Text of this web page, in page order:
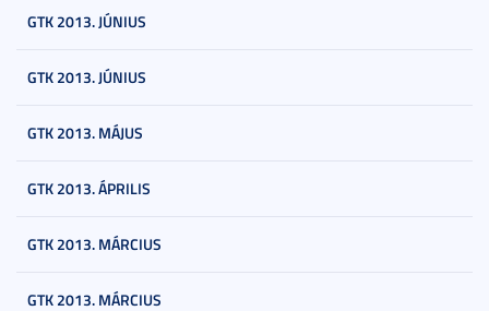
GTK 2013. JÚNIUS
GTK 2013. JÚNIUS
GTK 2013. MÁJUS
GTK 2013. ÁPRILIS
GTK 2013. MÁRCIUS
GTK 2013. MÁRCIUS